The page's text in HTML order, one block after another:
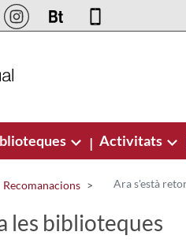
| Activitats
Recomanacions Ara s'està
les biblioteques